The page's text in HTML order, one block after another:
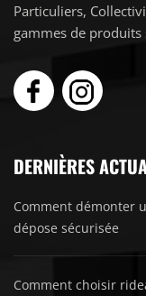
Particuliers,
gammes de produits
DERNIÈRES
Comment démonter
dépose sécurisée
Comment choisir